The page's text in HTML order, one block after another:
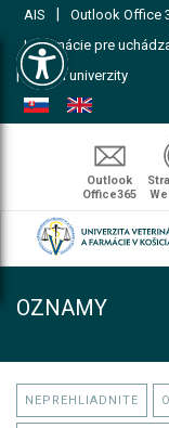
Open toolbar
AIS Outlook Office
Informácie pre
| Mapa univerzity
Outlook
Office365
OZNAMY
NEPREHLIADNITE